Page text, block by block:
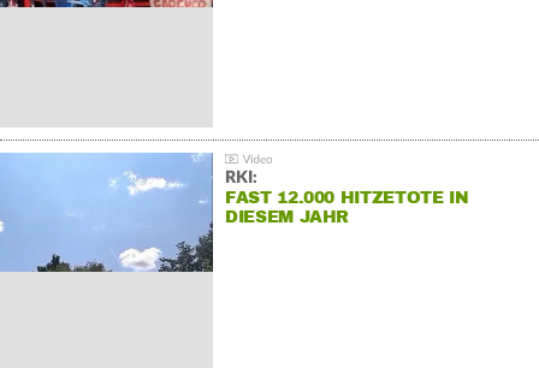
RKI:
FAST 12.000 HITZETOTE IN
DIESEM JAHR